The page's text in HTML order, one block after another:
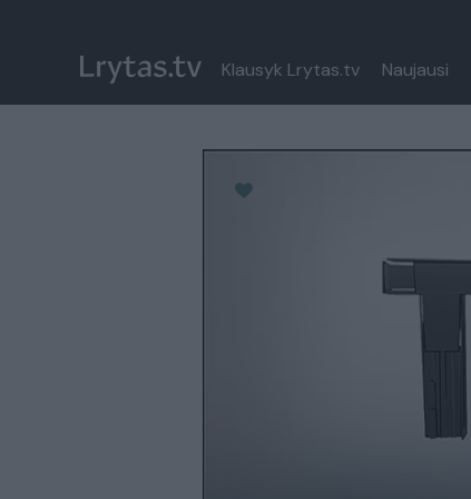
Klausyk Lrytas.tv Naujausi